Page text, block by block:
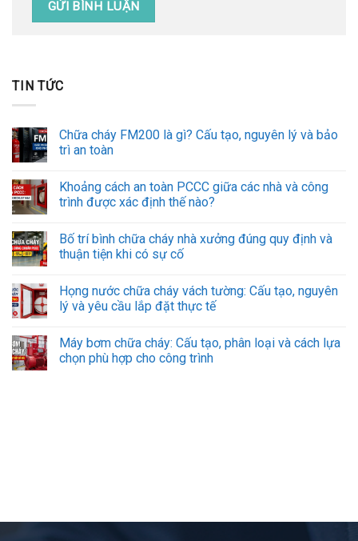
TIN TỨC
Chữa cháy FM200 là gì? Cấu tạo, nguyên lý và bảo
trì an toàn
Khoảng cách an toàn PCCC giữa các nhà và công
trình được xác định thế nào?
Bố trí bình chữa cháy nhà xưởng đúng quy định và
thuận tiện khi có sự cố
Họng nước chữa cháy vách tường: Cấu tạo, nguyên
lý và yêu cầu lắp đặt thực tế
Máy bơm chữa cháy: Cấu tạo, phân loại và cách lựa
chọn phù hợp cho công trình